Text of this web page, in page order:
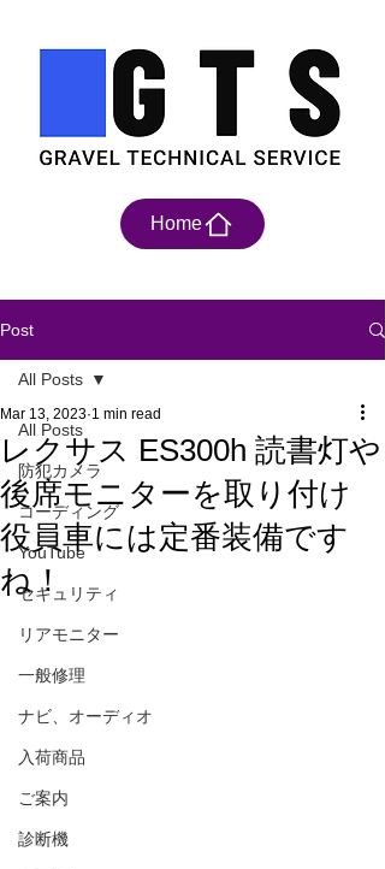
Home
Post
All Posts
防犯カメラ
コーディング
YouTube
セキュリティ
リアモニター
一般修理
ナビ、オーディオ
入荷商品
ご案内
診断機
All Posts
レクサス ES300h 読書灯や
後席モニターを取り付け
役員車には定番装備です
ね！
Mar 13, 2023 1 min read